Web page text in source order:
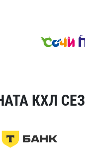
КХЛ